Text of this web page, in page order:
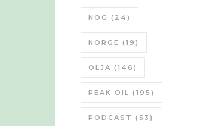
NOG (24)
NORGE (19)
OLJA (146)
PEAK OIL (195)
PODCAST (53)